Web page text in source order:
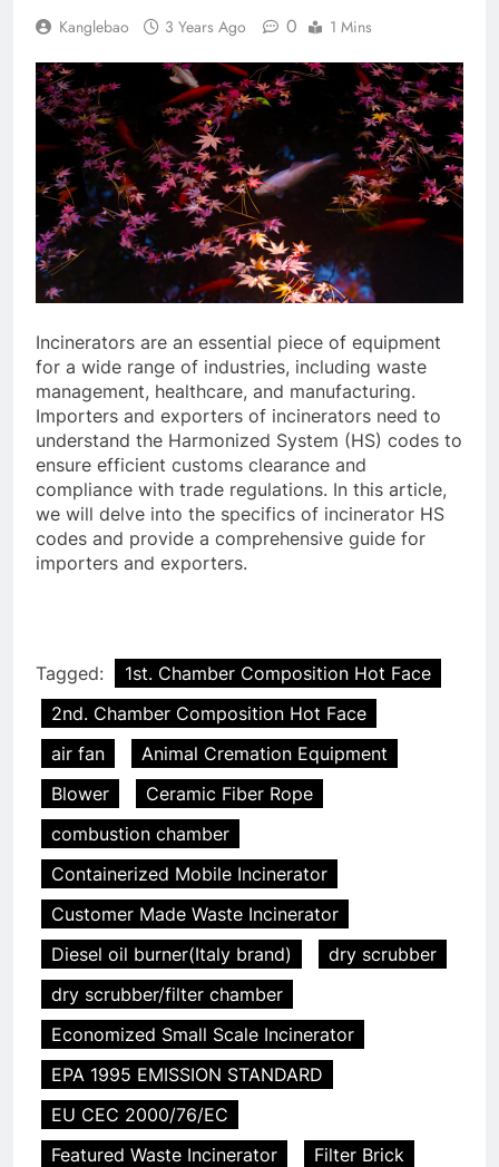
Kanglebao 3 Years Ago 0 1 Mins
Incinerators are an essential piece of equipment
for a wide range of industries, including waste
management, healthcare, and manufacturing.
Importers and exporters of incinerators need to
understand the Harmonized System (HS) codes to
ensure efficient customs clearance and
compliance with trade regulations. In this article,
we will delve into the specifics of incinerator HS
codes and provide a comprehensive guide for
importers and exporters.
Tagged:
1st. Chamber Composition Hot Face
2nd. Chamber Composition Hot Face
air fan
Animal Cremation Equipment
Blower
Ceramic Fiber Rope
combustion chamber
Containerized Mobile Incinerator
Customer Made Waste Incinerator
Diesel oil burner(Italy brand)
dry scrubber
dry scrubber/filter chamber
Economized Small Scale Incinerator
EPA 1995 EMISSION STANDARD
EU CEC 2000/76/EC
Featured Waste Incinerator
Filter Brick